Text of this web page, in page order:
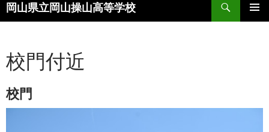
へ
ス
プ
岡山県立岡山操山高等学校
索
校門付近
校門